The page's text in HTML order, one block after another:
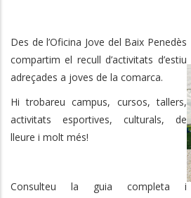
Des de l’Oficina Jove del Baix Penedès
compartim el recull d’activitats d’estiu
adreçades a joves de la comarca.
Hi trobareu campus, cursos, tallers,
activitats esportives, culturals, de
lleure i molt més!
Consulteu la guia completa i